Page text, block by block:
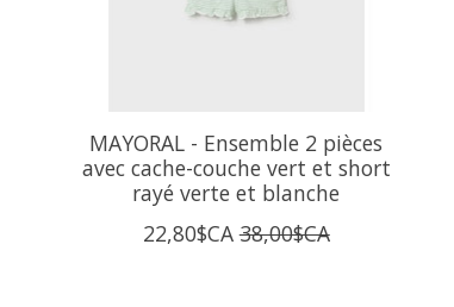
MAYORAL - Ensemble 2 pièces
avec cache-couche vert et short
rayé verte et blanche
22,80$CA 38,00$CA